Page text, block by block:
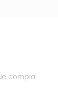
compra